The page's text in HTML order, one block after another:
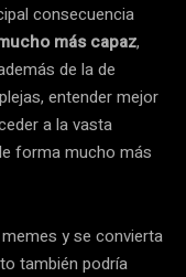
consecuencia
más capaz,
de la de
entender mejor
a la vasta
forma mucho más
y se convierta
también podría